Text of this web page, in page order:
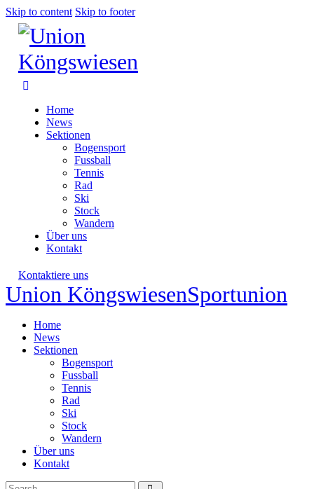
Skip to content Skip to footer
Home
News
Sektionen
Bogensport
Fussball
Tennis
Rad
Ski
Stock
Wandern
Über uns
Kontakt
Kontaktiere uns
Union KöngswiesenSportunion
Home
News
Sektionen
Bogensport
Fussball
Tennis
Rad
Ski
Stock
Wandern
Über uns
Kontakt